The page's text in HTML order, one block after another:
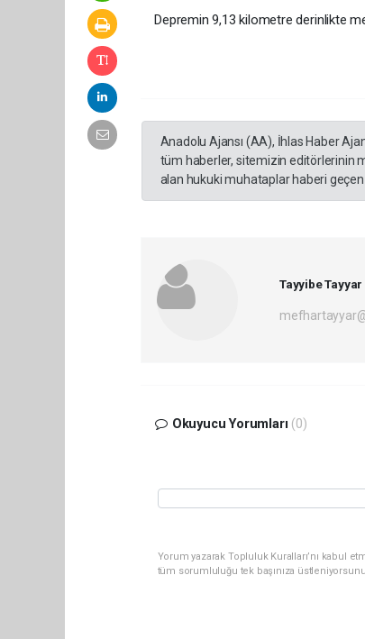
Depremin 9,13 kilometre derinlikte
Anadolu Ajansı (AA), İhlas Haber
tüm haberler, sitemizin editörlerinin
alan hukuki muhataplar haberi
Tayyibe Tayyar
Okuyucu Yorumları (0)
Yorum yazarak Topluluk Kuralları’nı kabul
tüm sorumluluğu tek başınıza